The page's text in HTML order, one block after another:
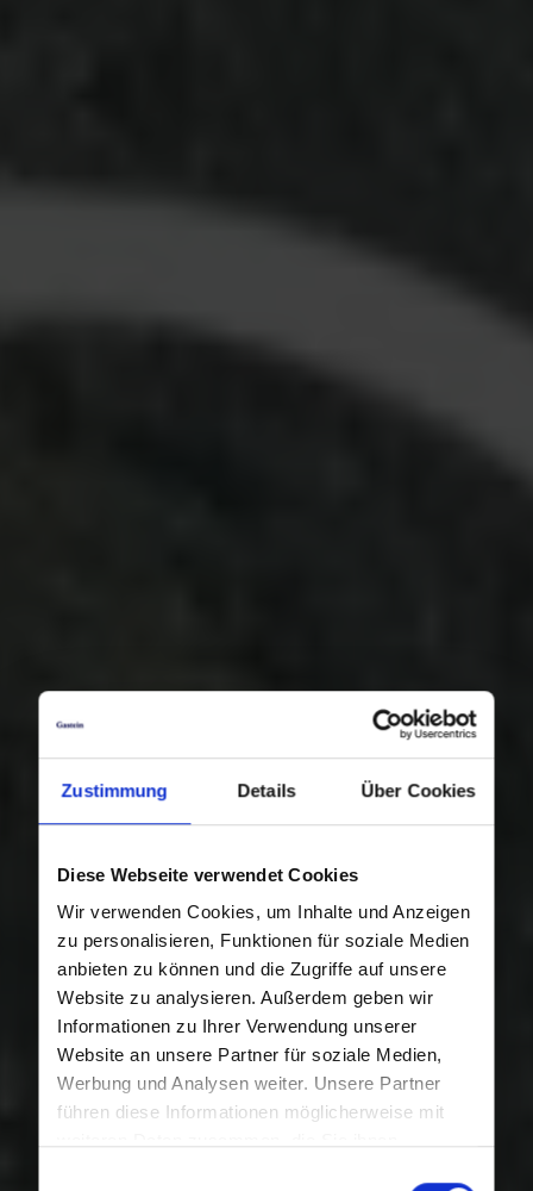
Zustimmung Details Über Cookies
Diese Webseite verwendet Cookies
Wir verwenden Cookies, um Inhalte und Anzeigen
zu personalisieren, Funktionen für soziale Medien
anbieten zu können und die Zugriffe auf unsere
Website zu analysieren. Außerdem geben wir
Informationen zu Ihrer Verwendung unserer
Website an unsere Partner für soziale Medien,
Werbung und Analysen weiter. Unsere Partner
führen diese Informationen möglicherweise mit